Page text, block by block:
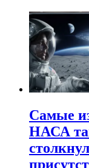
Самые
НАСА